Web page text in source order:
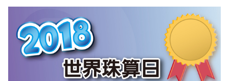
上，並首度由新任大會會長、省商總會副理事長兼珠心算數學委員
會主任委員、世界珠算心算聯合會副會長蕭秋勇主持，都受到國內
外相關同業熱烈歡迎。 (大會..